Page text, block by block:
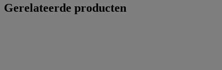
Gerelateerde producten